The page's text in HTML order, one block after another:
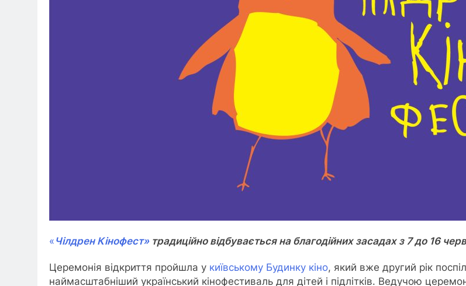
« Чілдрен Кінофест»традиційно відбувається на благодійних засадах з 7 до 16
Церемонія відкриття пройшла у київському Будинку кіно, який вже другий рік
наймасштабніший український кінофестиваль для дітей і підлітків. Ведучою